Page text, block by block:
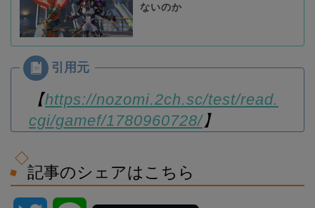
ないのか
【https://nozomi.2ch.sc/test/read.
cgi/gamef/1780960728/】
記事のシェアはこちら